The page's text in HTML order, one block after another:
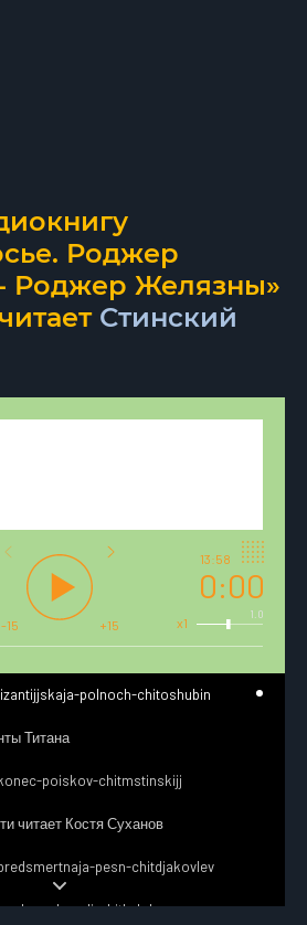
Роджер
Роджер Желязны»
Стинский
0:00
13:58
1.0
x1
-15 +15
polnoch-chitoshubin
Титана
poiskov-chitmstinskijj
читает Костя Суханов
pesn-chitdjakovlev
koroli-chitkzlokazov